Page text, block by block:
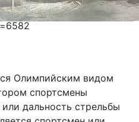
Олимпийским видом
спортсмены
дальность стрельбы